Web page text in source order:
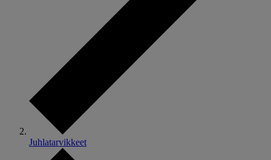
Juhlatarvikkeet